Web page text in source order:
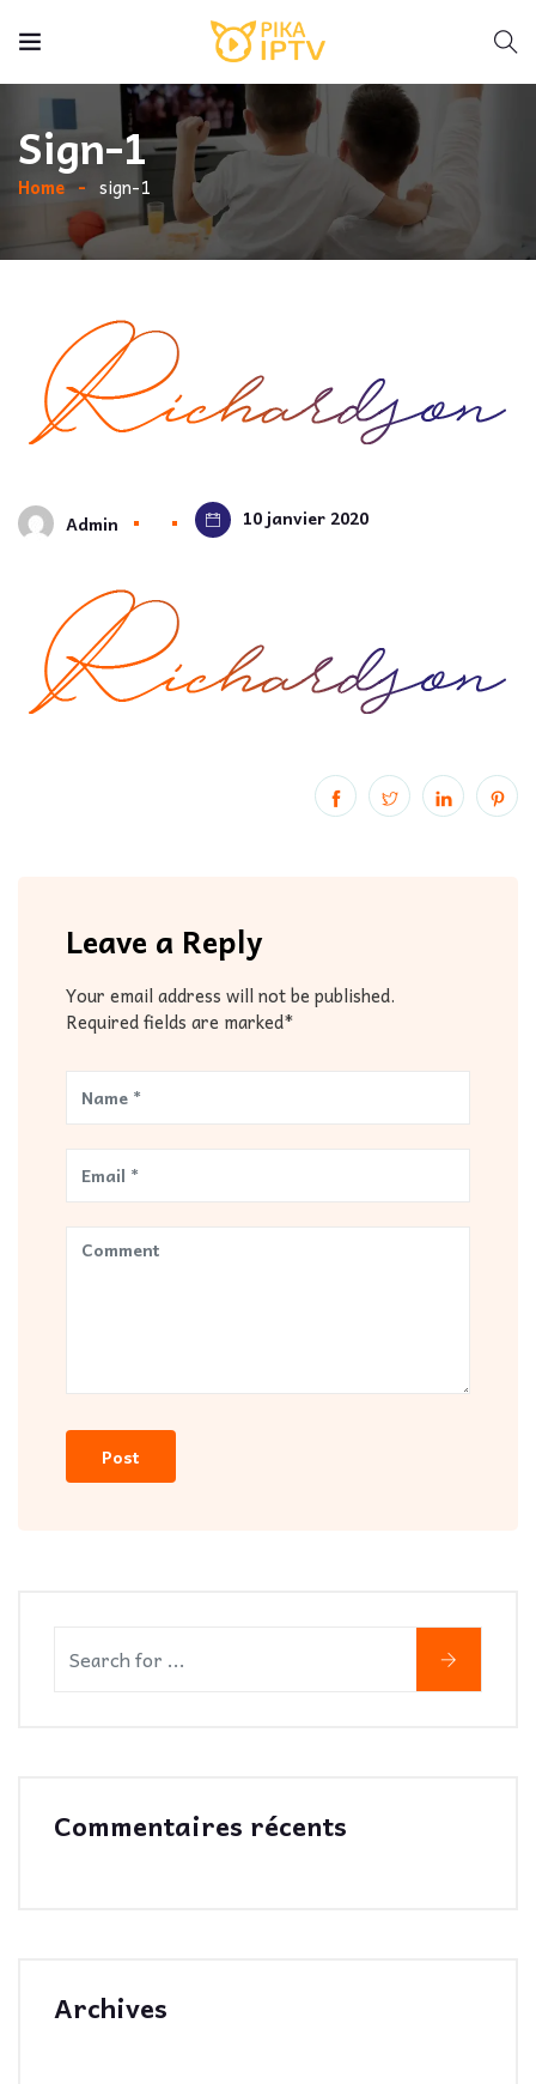
Sign-1
Home sign-1
Admin 10 janvier 2020
Leave a Reply
Your email address will not be published.
Required fields are marked*
Commentaires récents
Archives